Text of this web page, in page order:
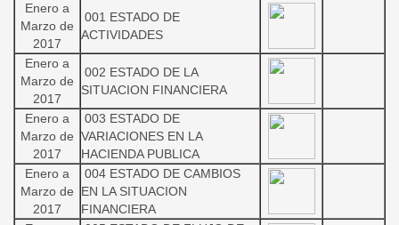
Enero a
Marzo de
2017
001 ESTADO DE
ACTIVIDADES
Enero a
Marzo de
2017
002 ESTADO DE LA
SITUACION FINANCIERA
Enero a
Marzo de
2017
003 ESTADO DE
VARIACIONES EN LA
HACIENDA PUBLICA
Enero a
Marzo de
2017
004 ESTADO DE CAMBIOS
EN LA SITUACION
FINANCIERA